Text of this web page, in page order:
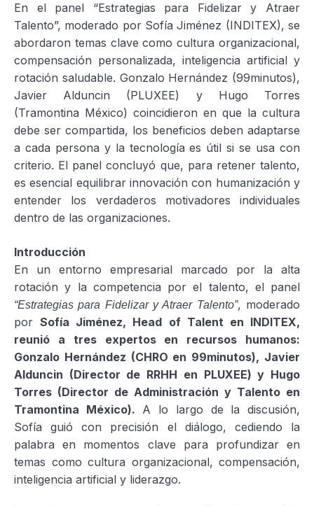
En el panel “Estrategias para Fidelizar y Atraer
Talento”, moderado por Sofía Jiménez (INDITEX), se
abordaron temas clave como cultura organizacional,
compensación personalizada, inteligencia artificial y
rotación saludable. Gonzalo Hernández (99minutos),
Javier Alduncin (PLUXEE) y Hugo Torres
(Tramontina México) coincidieron en que la cultura
debe ser compartida, los beneficios deben adaptarse
a cada persona y la tecnología es útil si se usa con
criterio. El panel concluyó que, para retener talento,
es esencial equilibrar innovación con humanización y
entender los verdaderos motivadores individuales
dentro de las organizaciones.
Introducción
En un entorno empresarial marcado por la alta
rotación y la competencia por el talento, el panel
“Estrategias para Fidelizar y Atraer Talento”, moderado
porSofía Jiménez, Head of Talent en INDITEX,
reunió a tres expertos en recursos humanos:
Gonzalo Hernández (CHRO en 99minutos), Javier
Alduncin (Director de RRHH en PLUXEE) y Hugo
Torres (Director de Administración y Talento en
Tramontina México). A lo largo de la discusión,
Sofía guió con precisión el diálogo, cediendo la
palabra en momentos clave para profundizar en
temas como cultura organizacional, compensación,
inteligencia artificial y liderazgo.